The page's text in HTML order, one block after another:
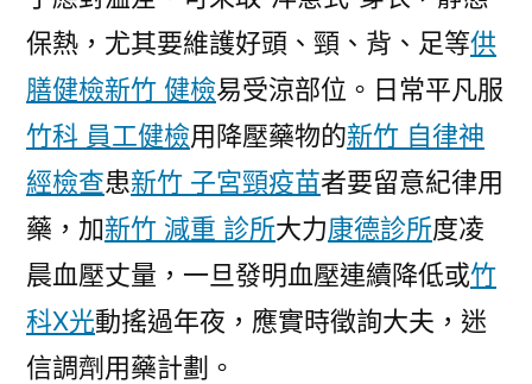
保熱，尤其要維護好頭、頸、背、足等供
膳健檢新竹 健檢易受涼部位。日常平凡服
竹科 員工健檢用降壓藥物的新竹 自律神
經檢查患新竹 子宮頸疫苗者要留意紀律用
藥，加新竹 減重 診所大力康德診所度凌
晨血壓丈量，一旦發明血壓連續降低或竹
科X光動搖過年夜，應實時徵詢大夫，迷
信調劑用藥計劃。